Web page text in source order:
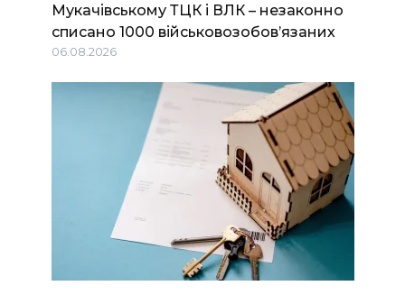
Мукачівському ТЦК і ВЛК – незаконно
списано 1000 військовозобов’язаних
06.08.2026